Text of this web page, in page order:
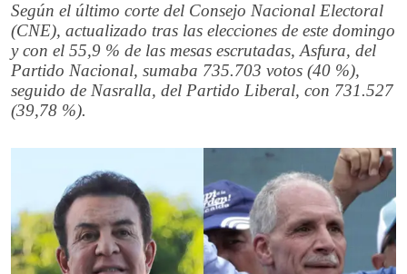
Según el último corte del Consejo Nacional Electoral
(CNE), actualizado tras las elecciones de este domingo
y con el 55,9 % de las mesas escrutadas, Asfura, del
Partido Nacional, sumaba 735.703 votos (40 %),
seguido de Nasralla, del Partido Liberal, con 731.527
(39,78 %).